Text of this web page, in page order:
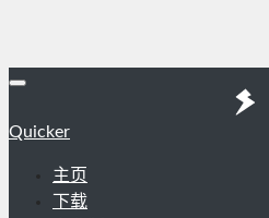
Quicker
主页
下载